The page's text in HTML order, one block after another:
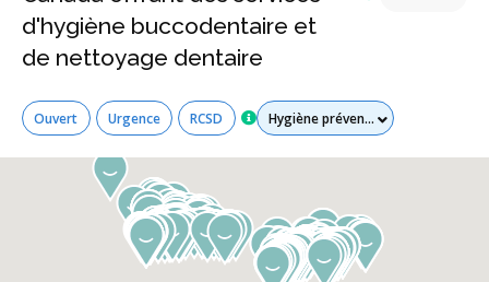
d'hygiène buccodentaire et
de nettoyage dentaire
Ouvert Urgence RCSD Tous les services